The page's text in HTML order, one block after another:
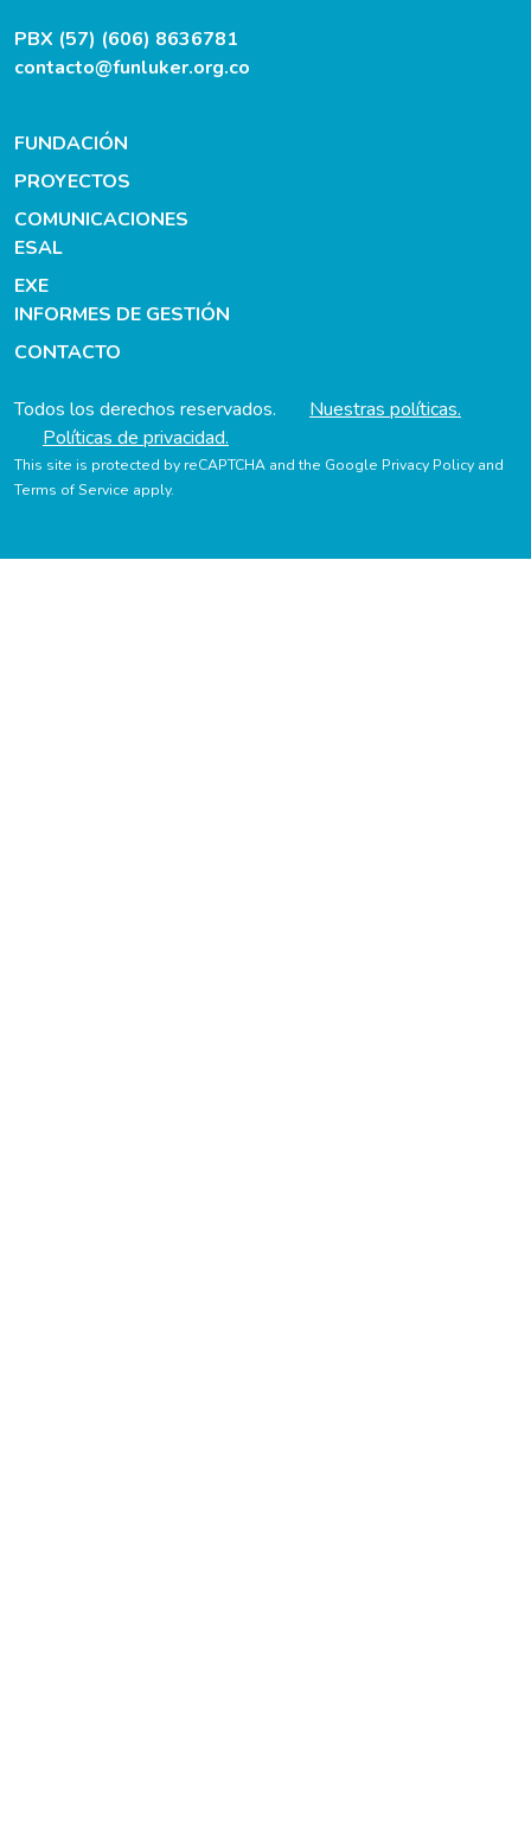
PBX (57) (606) 8636781
contacto@funluker.org.co
FUNDACIÓN
PROYECTOS
COMUNICACIONES
ESAL
EXE
INFORMES DE GESTIÓN
CONTACTO
Todos los derechos reservados.
Nuestras políticas.
Políticas de privacidad.
This site is protected by reCAPTCHA and the Google Privacy Policy and
Terms of Service apply.